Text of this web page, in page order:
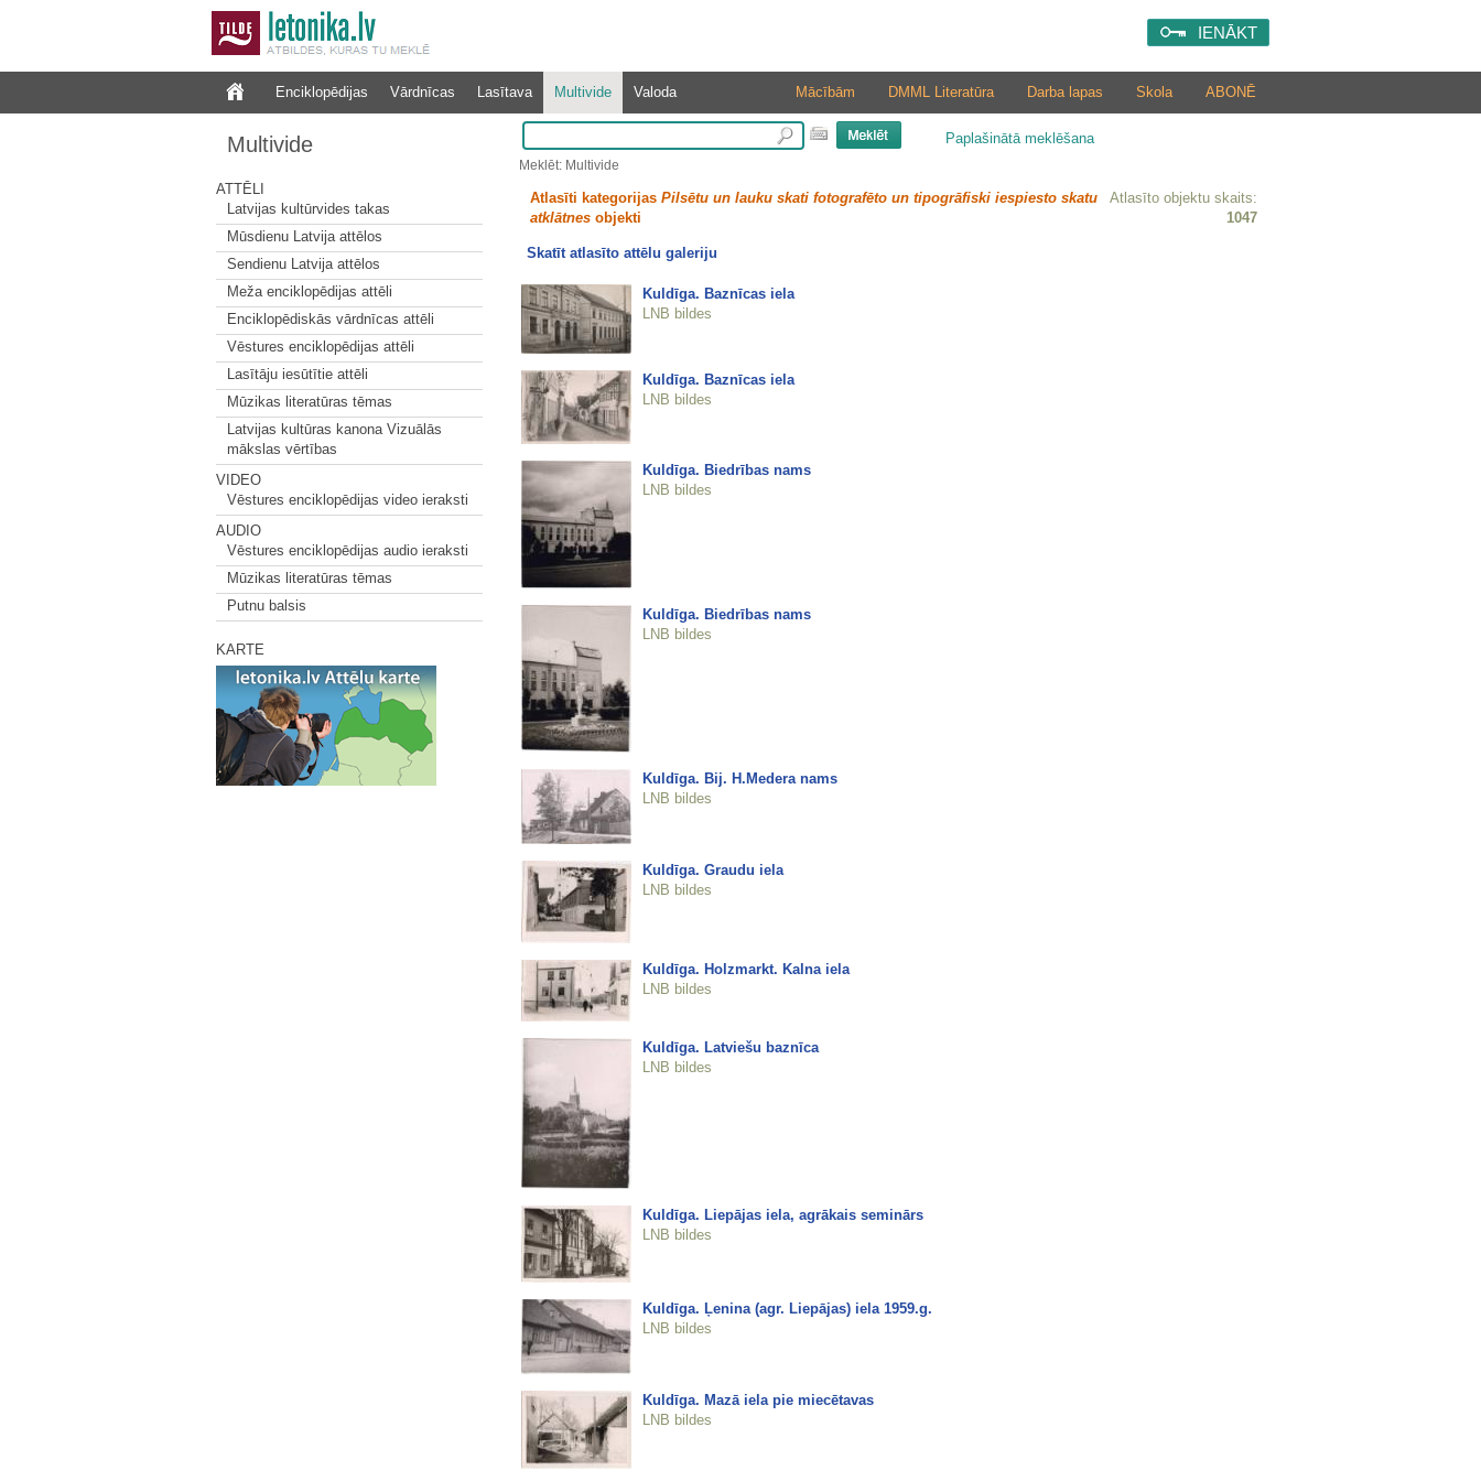
IENĀKT
Enciklopēdijas Vārdnīcas Lasītava Multivide Valoda ABONĒ
Skola
Darba lapas
DMML Literatūra
Mācībām
Multivide
ATTĒLI
Latvijas kultūrvides takas
Mūsdienu Latvija attēlos
Sendienu Latvija attēlos
Meža enciklopēdijas attēli
Enciklopēdiskās vārdnīcas attēli
Vēstures enciklopēdijas attēli
Lasītāju iesūtītie attēli
Mūzikas literatūras tēmas
Latvijas kultūras kanona Vizuālās
mākslas vērtības
VIDEO
Vēstures enciklopēdijas video ieraksti
AUDIO
Vēstures enciklopēdijas audio ieraksti
Mūzikas literatūras tēmas
Putnu balsis
KARTE
Paplašinātā meklēšana
Meklēt: Multivide
Atlasīti kategorijas Pilsētu un lauku skati fotografēto un tipogrāfiski iespiesto skatu
atklātnesobjekti
Atlasīto objektu skaits:
1047
Skatīt atlasīto attēlu galeriju
Kuldīga. Baznīcas iela
LNB bildes
Kuldīga. Baznīcas iela
LNB bildes
Kuldīga. Biedrības nams
LNB bildes
Kuldīga. Biedrības nams
LNB bildes
Kuldīga. Bij. H.Medera nams
LNB bildes
Kuldīga. Graudu iela
LNB bildes
Kuldīga. Holzmarkt. Kalna iela
LNB bildes
Kuldīga. Latviešu baznīca
LNB bildes
Kuldīga. Liepājas iela, agrākais seminārs
LNB bildes
Kuldīga. Ļenina (agr. Liepājas) iela 1959.g.
LNB bildes
Kuldīga. Mazā iela pie miecētavas
LNB bildes